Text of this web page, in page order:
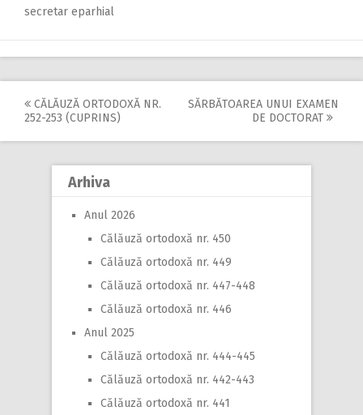
secretar eparhial
Post
navigation
CĂLĂUZĂ ORTODOXĂ NR.
252-253 (CUPRINS)
SĂRBĂTOAREA UNUI EXAMEN
DE DOCTORAT
Arhiva
Anul 2026
Călăuză ortodoxă nr. 450
Călăuză ortodoxă nr. 449
Călăuză ortodoxă nr. 447-448
Călăuză ortodoxă nr. 446
Anul 2025
Călăuză ortodoxă nr. 444-445
Călăuză ortodoxă nr. 442-443
Călăuză ortodoxă nr. 441